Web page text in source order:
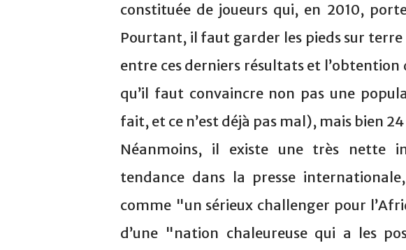
constituée de joueurs qui, en 2010,
Pourtant, il faut garder les pieds sur terre
entre ces derniers résultats et l’obtention
qu’il faut convaincre non pas une
fait, et ce n’est déjà pas mal), mais bien
Néanmoins, il existe une très nette
tendance dans la presse
comme "un sérieux challenger pour
d’une "nation chaleureuse qui a les